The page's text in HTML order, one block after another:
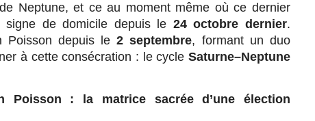
Neptune, et ce au moment même où ce dernier
de domicile depuis le 24 octobre dernier.
Poisson depuis le2 septembre, formant un duo
à cette consécration : le cycle Saturne–Neptune
Poisson : la matrice sacrée d’une élection